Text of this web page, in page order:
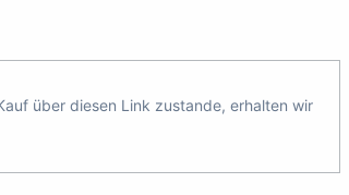
über diesen Link zustande, erhalten wir